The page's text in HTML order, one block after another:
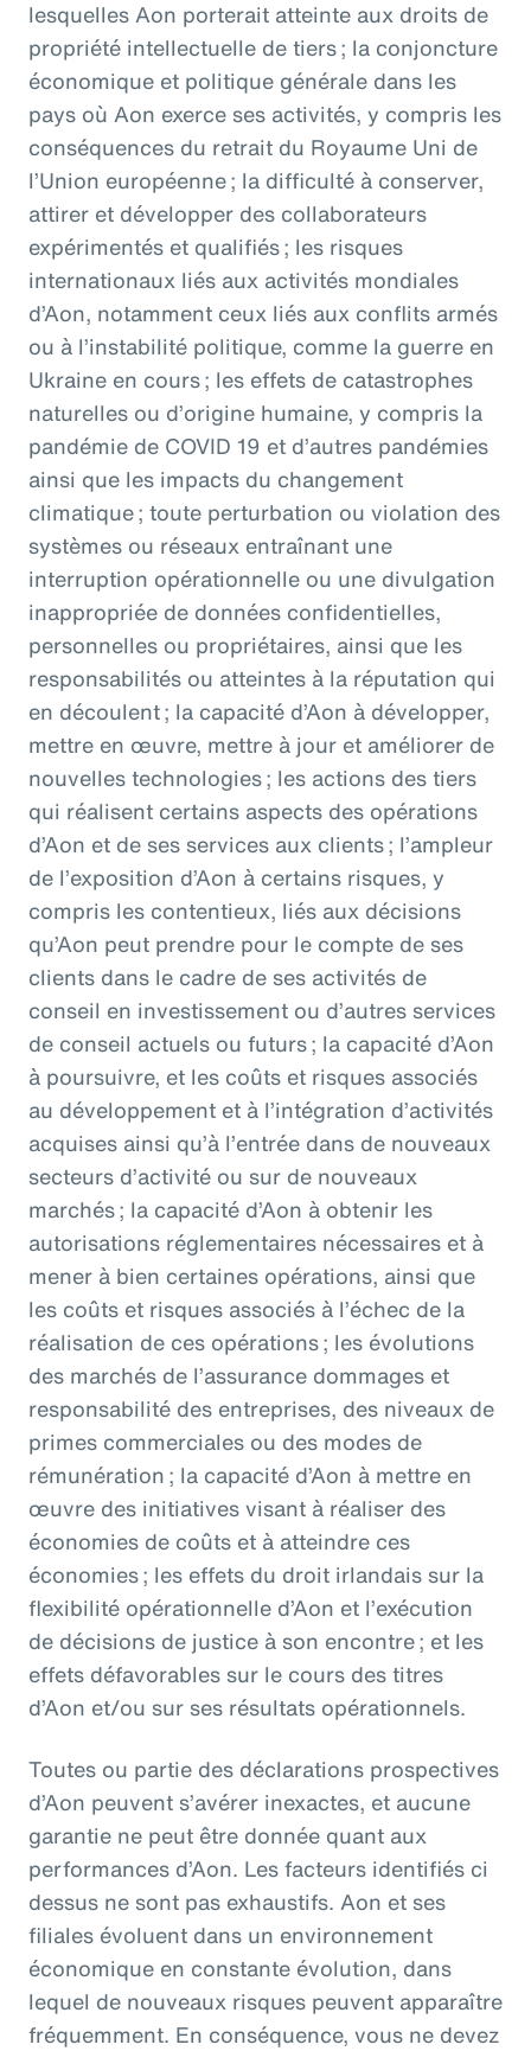
lesquelles Aon porterait atteinte aux droits de
propriété intellectuelle de tiers ; la conjoncture
économique et politique générale dans les
pays où Aon exerce ses activités, y compris les
conséquences du retrait du Royaume Uni de
l’Union européenne ; la difficulté à conserver,
attirer et développer des collaborateurs
expérimentés et qualifiés ; les risques
internationaux liés aux activités mondiales
d’Aon, notamment ceux liés aux conflits armés
ou à l’instabilité politique, comme la guerre en
Ukraine en cours ; les effets de catastrophes
naturelles ou d’origine humaine, y compris la
pandémie de COVID 19 et d’autres pandémies
ainsi que les impacts du changement
climatique ; toute perturbation ou violation des
systèmes ou réseaux entraînant une
interruption opérationnelle ou une divulgation
inappropriée de données confidentielles,
personnelles ou propriétaires, ainsi que les
responsabilités ou atteintes à la réputation qui
en découlent ; la capacité d’Aon à développer,
mettre en œuvre, mettre à jour et améliorer de
nouvelles technologies ; les actions des tiers
qui réalisent certains aspects des opérations
d’Aon et de ses services aux clients ; l’ampleur
de l’exposition d’Aon à certains risques, y
compris les contentieux, liés aux décisions
qu’Aon peut prendre pour le compte de ses
clients dans le cadre de ses activités de
conseil en investissement ou d’autres services
de conseil actuels ou futurs ; la capacité d’Aon
à poursuivre, et les coûts et risques associés
au développement et à l’intégration d’activités
acquises ainsi qu’à l’entrée dans de nouveaux
secteurs d’activité ou sur de nouveaux
marchés ; la capacité d’Aon à obtenir les
autorisations réglementaires nécessaires et à
mener à bien certaines opérations, ainsi que
les coûts et risques associés à l’échec de la
réalisation de ces opérations ; les évolutions
des marchés de l’assurance dommages et
responsabilité des entreprises, des niveaux de
primes commerciales ou des modes de
rémunération ; la capacité d’Aon à mettre en
œuvre des initiatives visant à réaliser des
économies de coûts et à atteindre ces
économies ; les effets du droit irlandais sur la
flexibilité opérationnelle d’Aon et l’exécution
de décisions de justice à son encontre ; et les
effets défavorables sur le cours des titres
d’Aon et/ou sur ses résultats opérationnels.
Toutes ou partie des déclarations prospectives
d’Aon peuvent s’avérer inexactes, et aucune
garantie ne peut être donnée quant aux
performances d’Aon. Les facteurs identifiés ci
dessus ne sont pas exhaustifs. Aon et ses
filiales évoluent dans un environnement
économique en constante évolution, dans
lequel de nouveaux risques peuvent apparaître
fréquemment. En conséquence, vous ne devez